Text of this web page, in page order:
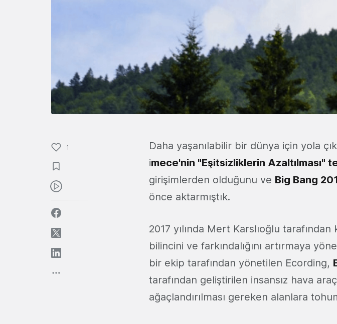
1 Daha yaşanılabilir bir dünya için yola
imece'nin "Eşitsizliklerin Azaltılması"
girişimlerden olduğunu ve Big Bang
önce aktarmıştık.
2017 yılında Mert Karslıoğlu tarafından
bilincini ve farkındalığını artırmaya
bir ekip tarafından yönetilen Ecording,
tarafından geliştirilen insansız hava
ağaçlandırılması gereken alanlara